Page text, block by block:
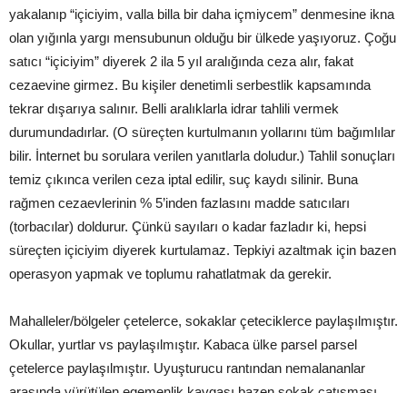
yakalanıp “içiciyim, valla billa bir daha içmiycem” denmesine ikna
olan yığınla yargı mensubunun olduğu bir ülkede yaşıyoruz. Çoğu
satıcı “içiciyim” diyerek 2 ila 5 yıl aralığında ceza alır, fakat
cezaevine girmez. Bu kişiler denetimli serbestlik kapsamında
tekrar dışarıya salınır. Belli aralıklarla idrar tahlili vermek
durumundadırlar. (O süreçten kurtulmanın yollarını tüm bağımlılar
bilir. İnternet bu sorulara verilen yanıtlarla doludur.) Tahlil sonuçları
temiz çıkınca verilen ceza iptal edilir, suç kaydı silinir. Buna
rağmen cezaevlerinin % 5’inden fazlasını madde satıcıları
(torbacılar) doldurur. Çünkü sayıları o kadar fazladır ki, hepsi
süreçten içiciyim diyerek kurtulamaz. Tepkiyi azaltmak için bazen
operasyon yapmak ve toplumu rahatlatmak da gerekir.
Mahalleler/bölgeler çetelerce, sokaklar çeteciklerce paylaşılmıştır.
Okullar, yurtlar vs paylaşılmıştır. Kabaca ülke parsel parsel
çetelerce paylaşılmıştır. Uyuşturucu rantından nemalananlar